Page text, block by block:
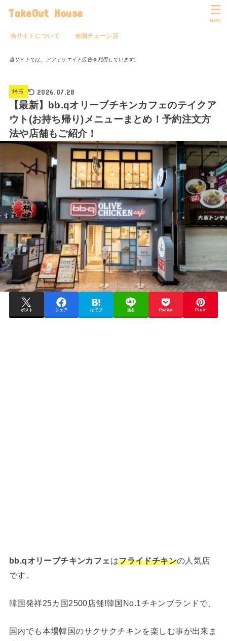
TakeOut House
当サイトについて 全国チェーン店
MENU
当サイトでは、アフィリエイト広告を利用しています。
埼玉 2026.07.28
【最新】bb.qオリーブチキンカフェのテイクア
ウト(お持ち帰り)メニューまとめ！予約注文方
法や店舗もご紹介！
ポスト シェア はてブ 送る Pocket Pin it
bb.qオリーブチキンカフェ はフライドチキンの人気店
です。
韓国発祥25カ国2500店舗!韓国No.1チキンブランドで、
国内でも本場韓国のサクサクチキンを楽しむ事が出来ま